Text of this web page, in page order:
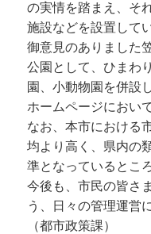
の実情を踏まえ、そ
施設などを設置して
御意見のありました
公園として、ひまわ
園、小動物園を併設
ホームページにおい
なお、本市における
均より高く、県内の
準となっているとこ
今後も、市民の皆さ
う、日々の管理運営
（都市政策課）